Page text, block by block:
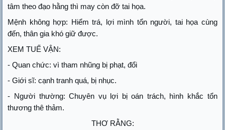
tâm theo đạo hằng thì may còn đỡ tai họa.
Mệnh không hợp: Hiểm trá, lợi mình tổn người, tai họa cùng
đến, thân gia khó giữ được.
XEM TUẾ VẬN:
- Quan chức: vì tham nhũng bị phạt, đổi
- Giới sĩ: cạnh tranh quá, bị nhục.
- Người thường: Chuyên vụ lợi bị oán trách, hình khắc tổn
thương thê thảm.
THƠ RẰNG: